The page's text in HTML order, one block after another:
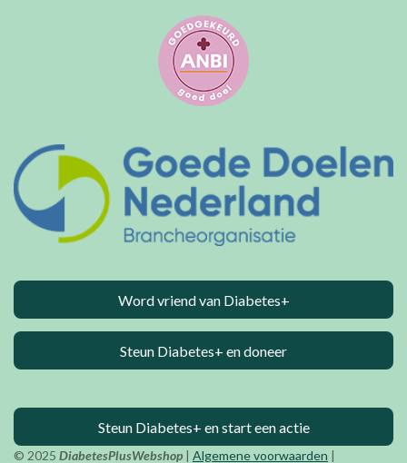
Word vriend van Diabetes+
Steun Diabetes+ en doneer
Steun Diabetes+ en start een actie
© 2025 DiabetesPlusWebshop | Algemene voorwaarden |